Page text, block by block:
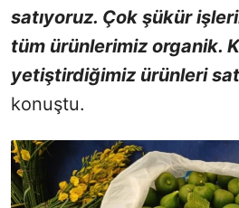
satıyoruz. Çok şükür
tüm ürünlerimiz organik.
yetiştirdiğimiz ürünleri
konuştu.